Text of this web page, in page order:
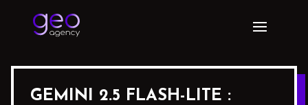
GEMINI 2.5 FLASH-LITE :